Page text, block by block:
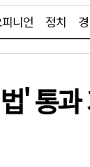
니언 정치
' 통